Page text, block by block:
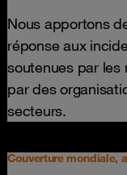
Nous apportons
réponse aux
soutenues par les
par des
secteurs.
Couverture mondiale,